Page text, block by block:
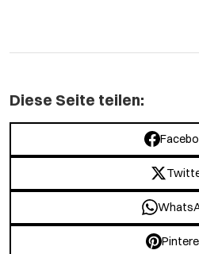
Diese Seite teilen: